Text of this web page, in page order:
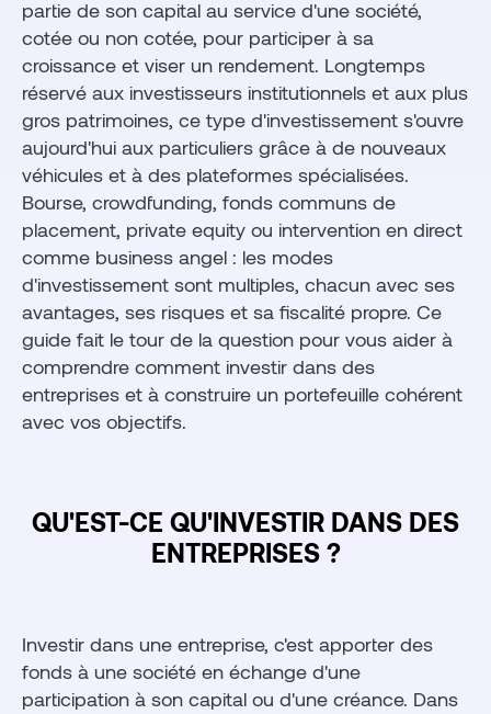
partie de son capital au service d'une société,
cotée ou non cotée, pour participer à sa
croissance et viser un rendement. Longtemps
réservé aux investisseurs institutionnels et aux plus
gros patrimoines, ce type d'investissement s'ouvre
aujourd'hui aux particuliers grâce à de nouveaux
véhicules et à des plateformes spécialisées.
Bourse, crowdfunding, fonds communs de
placement, private equity ou intervention en direct
comme business angel : les modes
d'investissement sont multiples, chacun avec ses
avantages, ses risques et sa fiscalité propre. Ce
guide fait le tour de la question pour vous aider à
comprendre comment investir dans des
entreprises et à construire un portefeuille cohérent
avec vos objectifs.
QU'EST-CE QU'INVESTIR DANS DES
ENTREPRISES ?
Investir dans une entreprise, c'est apporter des
fonds à une société en échange d'une
participation à son capital ou d'une créance. Dans